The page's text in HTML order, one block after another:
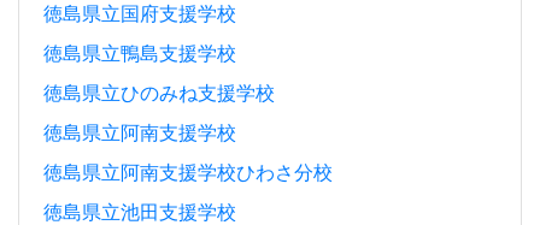
徳島県立国府支援学校
徳島県立鴨島支援学校
徳島県立ひのみね支援学校
徳島県立阿南支援学校
徳島県立阿南支援学校ひわさ分校
徳島県立池田支援学校